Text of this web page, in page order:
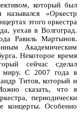
который был
«Оркестр
этого оркестра
уехав в Волгоград.
Равиль Мартынов.
Академическим
Некоторое время
сейчас сделал
миру. С 2007 года в
Титов, который и
сказать, что я
периодически
концерты. Особенно